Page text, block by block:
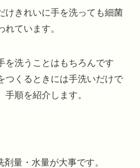
けきれいに手を洗っても細菌
ています。
を洗うことはもちろんです
つくるときには手洗いだけで
順を紹介します。
量・水量が大事です。